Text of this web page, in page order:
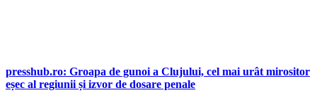
presshub.ro: Groapa de gunoi a Clujului, cel mai urât mirositor
eșec al regiunii și izvor de dosare penale